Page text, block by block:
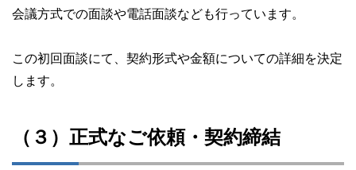
会議方式での面談や電話面談なども行っています。
この初回面談にて、契約形式や金額についての詳細を決定
します。
（３）正式なご依頼・契約締結